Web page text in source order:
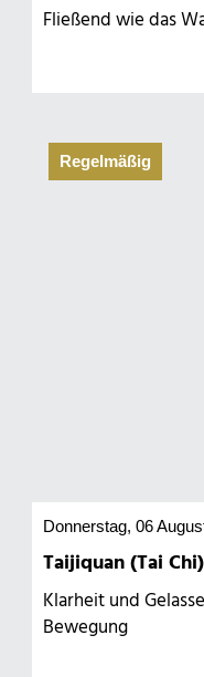
Fließend wie das
Regelmäßig
Donnerstag, 06
Taijiquan (Tai
Klarheit und
Bewegung